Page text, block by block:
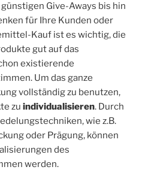
Give-Aways bis hin
für Ihre Kunden oder
Kauf ist es wichtig, die
gut auf das
existierende
Um das ganze
vollständig zu benutzen,
zu individualisieren. Durch
wie z.B.
oder Prägung, können
des
werden.